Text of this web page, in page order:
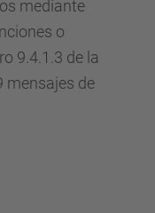
mediante
o
9.4.1.3 de la
mensajes de